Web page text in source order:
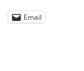
Email